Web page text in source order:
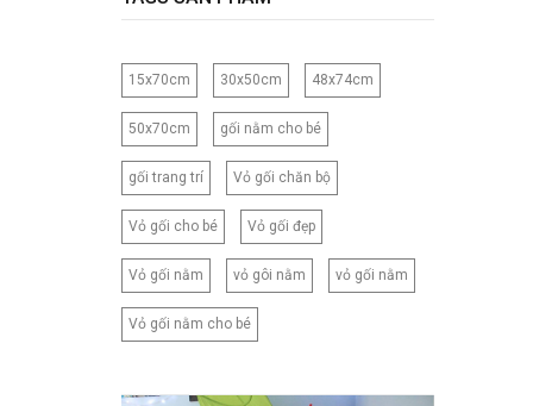
120CM
120X200CM
130X150CM
130X160CM
130X180CM
135X200CM
140X200CM
150X200CM
150X210CM
15x70cm 30x50cm 48x74cm
50x70cm gối nằm cho bé
gối trang trí Vỏ gối chăn bộ
Vỏ gối cho bé Vỏ gối đẹp
Vỏ gối nằm vỏ gôi nằm vỏ gối nằm
Vỏ gối nằm cho bé